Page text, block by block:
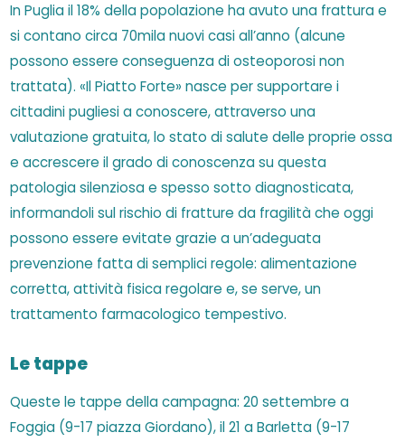
In Puglia il 18% della popolazione ha avuto una frattura e
si contano circa 70mila nuovi casi all’anno (alcune
possono essere conseguenza di osteoporosi non
trattata). «Il Piatto Forte» nasce per supportare i
cittadini pugliesi a conoscere, attraverso una
valutazione gratuita, lo stato di salute delle proprie ossa
e accrescere il grado di conoscenza su questa
patologia silenziosa e spesso sotto diagnosticata,
informandoli sul rischio di fratture da fragilità che oggi
possono essere evitate grazie a un’adeguata
prevenzione fatta di semplici regole: alimentazione
corretta, attività fisica regolare e, se serve, un
trattamento farmacologico tempestivo.
Le tappe
Queste le tappe della campagna: 20 settembre a
Foggia (9-17 piazza Giordano), il 21 a Barletta (9-17